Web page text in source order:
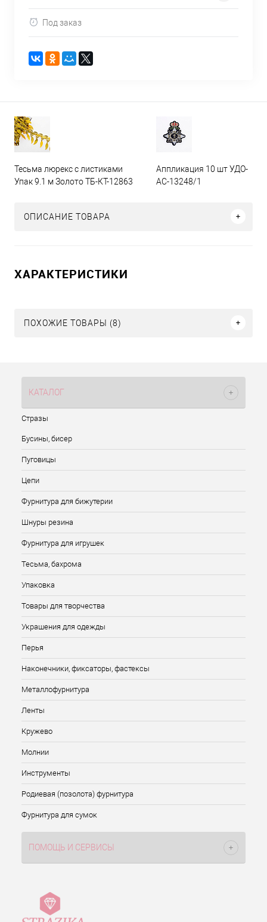
Под заказ
Тесьма люрекс с листиками
Упак 9.1 м Золото ТБ-КТ-12863
Аппликация 10 шт УДО-
АС-13248/1
ОПИСАНИЕ ТОВАРА
ХАРАКТЕРИСТИКИ
ПОХОЖИЕ ТОВАРЫ (8)
КАТАЛОГ
Стразы
Бусины, бисер
Пуговицы
Цепи
Фурнитура для бижутерии
Шнуры резина
Фурнитура для игрушек
Тесьма, бахрома
Упаковка
Товары для творчества
Украшения для одежды
Перья
Наконечники, фиксаторы, фастексы
Металлофурнитура
Ленты
Кружево
Молнии
Инструменты
Родиевая (позолота) фурнитура
Фурнитура для сумок
ПОМОЩЬ И СЕРВИСЫ